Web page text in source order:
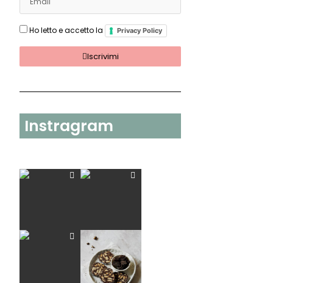
Ho letto e accetto la Privacy Policy
Iscrivimi
Instragram